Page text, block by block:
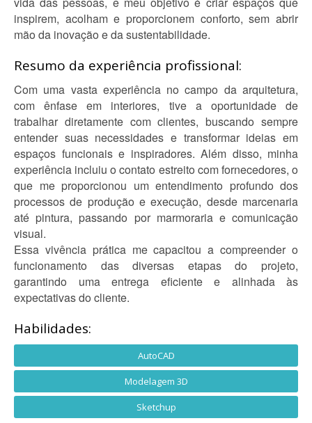
inspirem, acolham e proporcionem conforto, sem abrir
mão da inovação e da sustentabilidade.
Resumo da experiência profissional:
Com uma vasta experiência no campo da arquitetura,
com ênfase em interiores, tive a oportunidade de
trabalhar diretamente com clientes, buscando sempre
entender suas necessidades e transformar ideias em
espaços funcionais e inspiradores. Além disso, minha
experiência incluiu o contato estreito com fornecedores, o
que me proporcionou um entendimento profundo dos
processos de produção e execução, desde marcenaria
até pintura, passando por marmoraria e comunicação
visual.
Essa vivência prática me capacitou a compreender o
funcionamento das diversas etapas do projeto,
garantindo uma entrega eficiente e alinhada às
expectativas do cliente.
Habilidades:
AutoCAD
Modelagem 3D
Sketchup